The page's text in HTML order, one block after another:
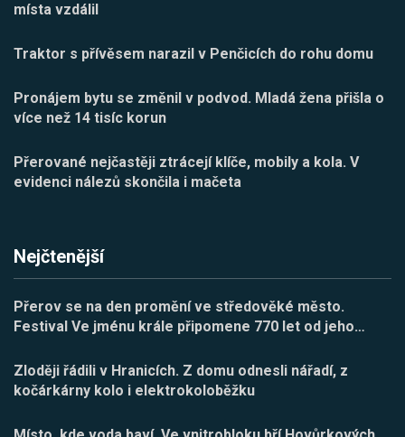
místa vzdálil
Traktor s přívěsem narazil v Penčicích do rohu domu
Pronájem bytu se změnil v podvod. Mladá žena přišla o
více než 14 tisíc korun
Přerované nejčastěji ztrácejí klíče, mobily a kola. V
evidenci nálezů skončila i mačeta
Nejčtenější
Přerov se na den promění ve středověké město.
Festival Ve jménu krále připomene 770 let od jeho…
Zloději řádili v Hranicích. Z domu odnesli nářadí, z
kočárkárny kolo i elektrokoloběžku